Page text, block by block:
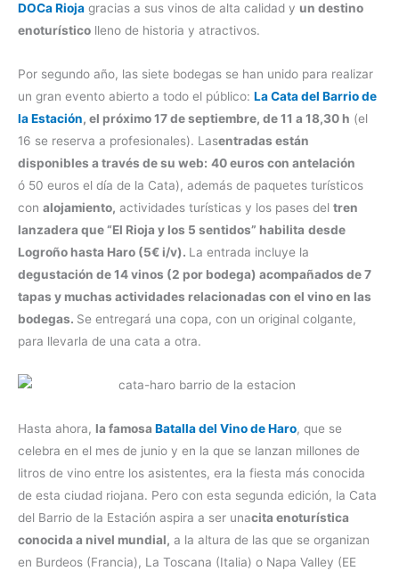
DOCa Rioja gracias a sus vinos de alta calidad y un destino
enoturístico lleno de historia y atractivos.
Por segundo año, las siete bodegas se han unido para realizar
un gran evento abierto a todo el público: La Cata del Barrio de
la Estación, el próximo 17 de septiembre, de 11 a 18,30 h (el
16 se reserva a profesionales). Lasentradas están
disponibles a través de su web: 40 euros con antelación
ó 50 euros el día de la Cata), además de paquetes turísticos
con alojamiento, actividades turísticas y los pases del tren
lanzadera que “El Rioja y los 5 sentidos” habilita desde
Logroño hasta Haro (5€ i/v). La entrada incluye la
degustación de 14 vinos (2 por bodega) acompañados de 7
tapas y muchas actividades relacionadas con el vino en las
bodegas. Se entregará una copa, con un original colgante,
para llevarla de una cata a otra.
Hasta ahora, la famosa Batalla del Vino de Haro, que se
celebra en el mes de junio y en la que se lanzan millones de
litros de vino entre los asistentes, era la fiesta más conocida
de esta ciudad riojana. Pero con esta segunda edición, la Cata
del Barrio de la Estación aspira a ser unacita enoturística
conocida a nivel mundial, a la altura de las que se organizan
en Burdeos (Francia), La Toscana (Italia) o Napa Valley (EE